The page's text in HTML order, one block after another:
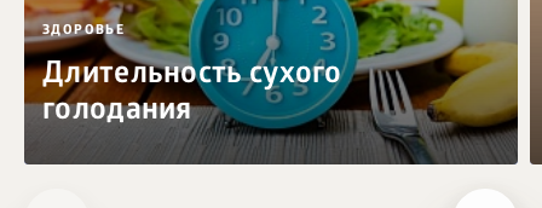
ЗДОРОВЬЕ
Длительность сухого
голодания